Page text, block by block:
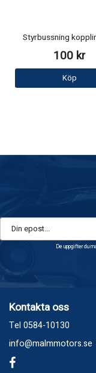
Styrbussning
100 kr
Köp
De uppgifter du
Kontakta oss
Tel 0584-10130
info@malmmotors.se